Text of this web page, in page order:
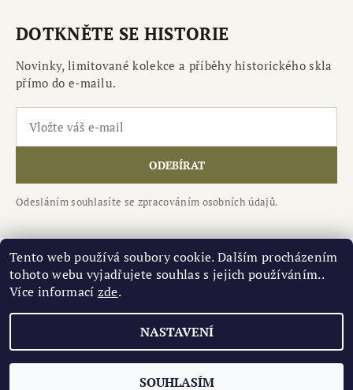
DOTKNĚTE SE HISTORIE
Novinky, limitované kolekce a příběhy historického skla
přímo do e-mailu.
ODEBÍRAT
Odesláním souhlasíte se zpracováním osobních údajů.
Národní kulturní památka Levý Hradec
Středočeské muzeu Roztoky
2026 ©Historické sklo.cz, všechna práva vyhrazenaUpravit nastavení cookies
Vytvořil Shoptet
Tento web používá soubory cookie. Dalším procházením
tohoto webu vyjadřujete souhlas s jejich používáním..
Více informací zde.
NASTAVENÍ
SOUHLASÍM